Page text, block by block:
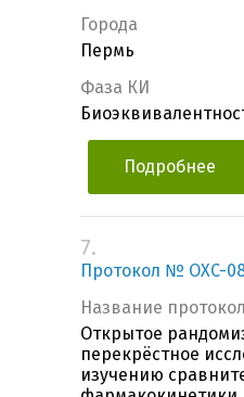
Города
Пермь
Фаза КИ
Подробнее
7.
Протокол № OXC-
Название
Открытое
перекрёстное
изучению